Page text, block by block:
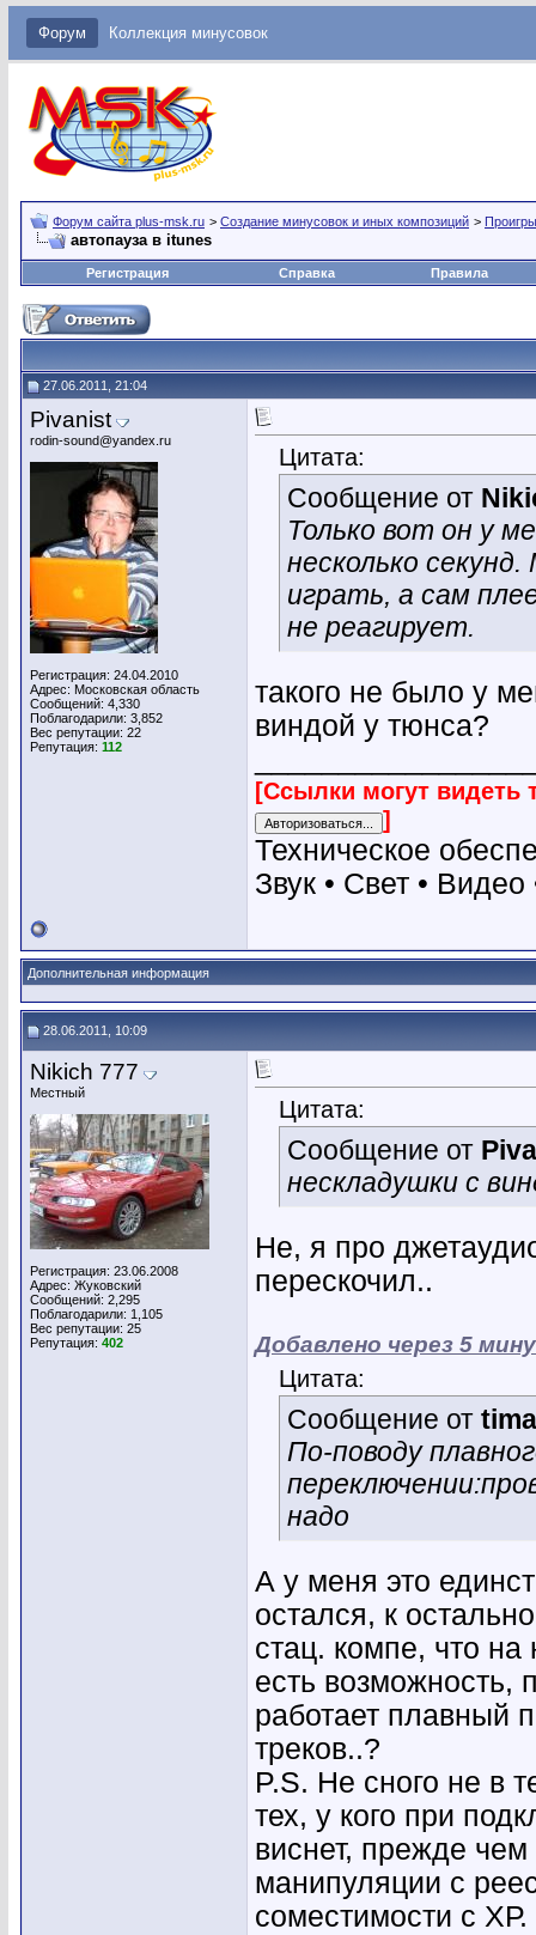
Форум Коллекция минусовок
Форум сайта plus-msk.ru > Создание минусовок и иных композиций >
автопауза в itunes
Регистрация Справка Правила
27.06.2011, 21:04
Pivanist
rodin-sound@yandex.ru
Регистрация: 24.04.2010
Адрес: Московская область
Сообщений: 4,330
Поблагодарили: 3,852
Вес репутации: 22
Репутация: 112
Цитата:
Сообщение от
Только вот он у
несколько
играть, а сам
не реагирует.
такого не было у
виндой у тюнса?
[Ссылки могут видеть
]
Техническое
Звук • Свет •
Дополнительная информация
28.06.2011, 10:09
Nikich 777
Местный
Регистрация: 23.06.2008
Адрес: Жуковский
Сообщений: 2,295
Поблагодарили: 1,105
Вес репутации: 25
Репутация: 402
Цитата:
Сообщение от
нескладушки с
Не, я про
перескочил..
Добавлено через 5
Цитата:
Сообщение от
По-поводу
надо
А у меня это
остался, к
стац. компе, что
есть возможность,
работает плавный
треков..?
P.S. Не сного не в
тех, у кого при
виснет, прежде
манипуляции с
соместимости с ХР.